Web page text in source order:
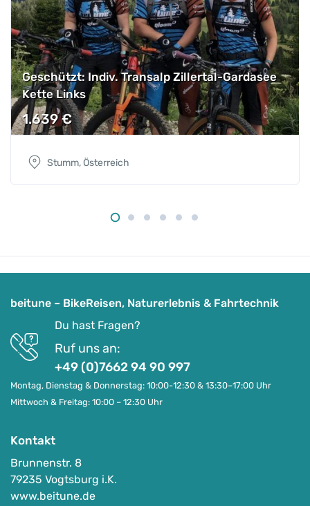
Geschützt: Indiv. Transalp Zillertal-Gardasee
Kette Links
1.639€
Stumm, Österreich
beitune – BikeReisen, Naturerlebnis & Fahrtechnik
Du hast Fragen?
Ruf uns an:
+49 (0)7662 94 90 997
Montag, Dienstag & Donnerstag: 10:00-12:30 & 13:30–17:00 Uhr
Mittwoch & Freitag: 10:00 – 12:30 Uhr
Kontakt
Brunnenstr. 8
79235 Vogtsburg i.K.
www.beitune.de